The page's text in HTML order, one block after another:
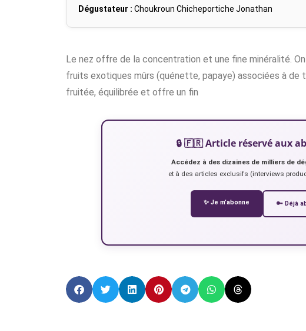
Dégustateur : Choukroun Chicheportiche Jonathan
Le nez offre de la concentration et une fine minéralité.
fruits exotiques mûrs (quénette, papaye) associées à
fruitée, équilibrée et offre un fin
🔒 🇫🇷 Article réservé aux
Accédez à des dizaines de milliers de
et à des articles exclusifs (interviews
✨ Je m’abonne 🔑 Déjà